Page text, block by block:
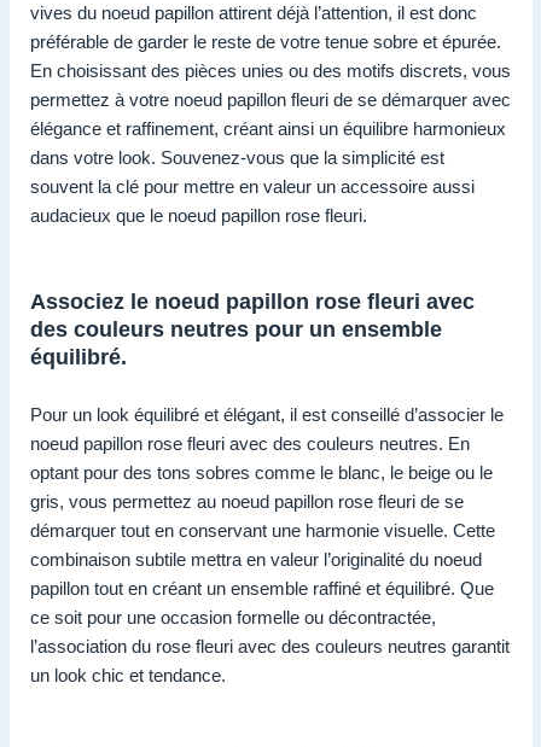
vives du noeud papillon attirent déjà l’attention, il est donc
préférable de garder le reste de votre tenue sobre et épurée.
En choisissant des pièces unies ou des motifs discrets, vous
permettez à votre noeud papillon fleuri de se démarquer avec
élégance et raffinement, créant ainsi un équilibre harmonieux
dans votre look. Souvenez-vous que la simplicité est
souvent la clé pour mettre en valeur un accessoire aussi
audacieux que le noeud papillon rose fleuri.
Associez le noeud papillon rose fleuri avec
des couleurs neutres pour un ensemble
équilibré.
Pour un look équilibré et élégant, il est conseillé d’associer le
noeud papillon rose fleuri avec des couleurs neutres. En
optant pour des tons sobres comme le blanc, le beige ou le
gris, vous permettez au noeud papillon rose fleuri de se
démarquer tout en conservant une harmonie visuelle. Cette
combinaison subtile mettra en valeur l’originalité du noeud
papillon tout en créant un ensemble raffiné et équilibré. Que
ce soit pour une occasion formelle ou décontractée,
l’association du rose fleuri avec des couleurs neutres garantit
un look chic et tendance.